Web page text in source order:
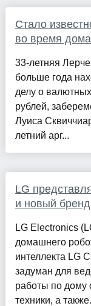
Стало
во время
33-летняя
больше года
делу о
рублей,
Луиса
летний арг...
LG
и новый
LG Electronics
домашнего
интеллекта LG
задуман для
работы по дому
техники, а